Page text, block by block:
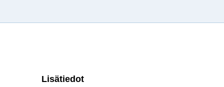
Lisätiedot